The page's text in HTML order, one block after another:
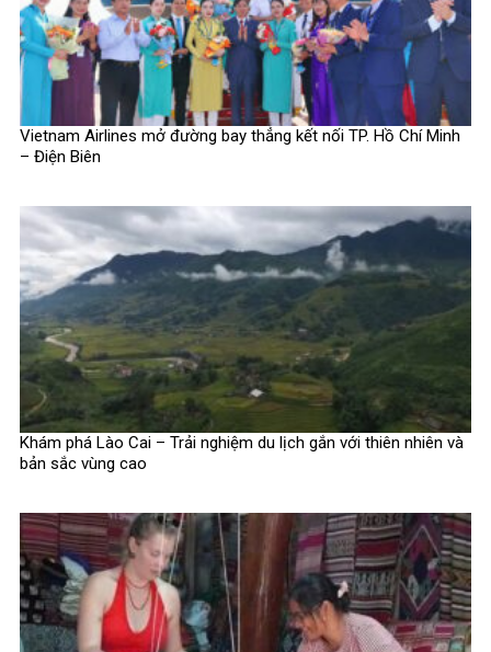
Vietnam Airlines mở đường bay thẳng kết nối TP. Hồ Chí Minh
– Điện Biên
Khám phá Lào Cai – Trải nghiệm du lịch gắn với thiên nhiên và
bản sắc vùng cao